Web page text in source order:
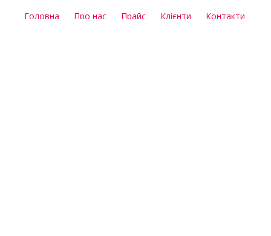
Головна Про нас Прайс Клієнти Контакти